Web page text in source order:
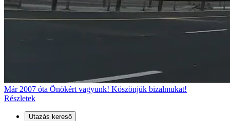
Már 2007 óta Önökért vagyunk! Köszönjük bizalmukat!
Részletek
Utazás kereső